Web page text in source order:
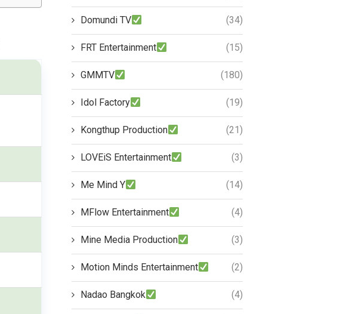
Domundi TV (34)
FRT Entertainment (15)
GMMTV (180)
Idol Factory (19)
Kongthup Production (21)
LOVEiS Entertainment (3)
Me Mind Y (14)
MFlow Entertainment (4)
Mine Media Production (3)
Motion Minds Entertainment (2)
Nadao Bangkok (4)